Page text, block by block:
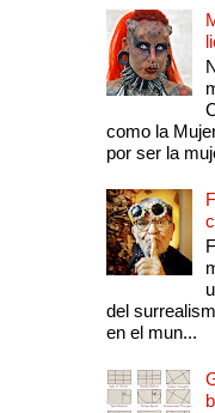
como la
por ser la
del
en el mun...